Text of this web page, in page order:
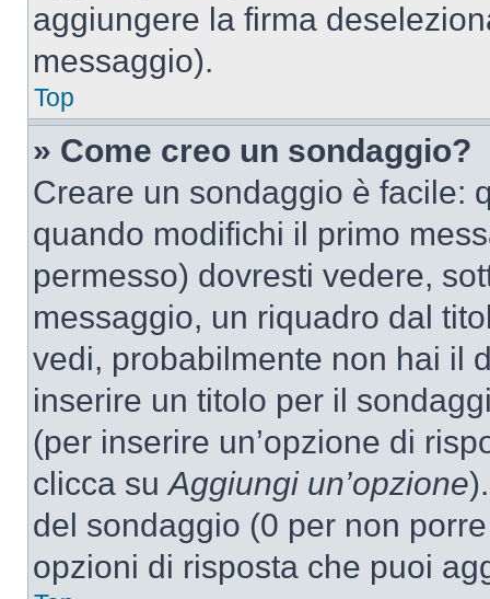
aggiungere la firma
messaggio).
Top
» Come creo un sondaggio?
Creare un sondaggio è facile:
quando modifichi il primo
permesso) dovresti vedere,
messaggio, un riquadro dal
vedi, probabilmente non hai il
inserire un titolo per il
(per inserire un’opzione di
clicca suAggiungi un’opzione
del sondaggio (0 per non
opzioni di risposta che puoi